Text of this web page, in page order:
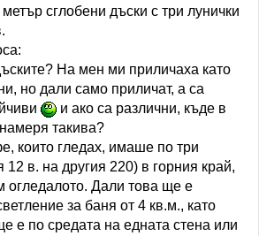
сглобени дъски с три лунички
На мен ми приличаха като
но дали само приличат, а са
и ако са различни, къде в
такива?
които гледах, имаше по три
12 в. на другия 220) в горния край,
огледалото. Дали това ще е
за баня от 4 кв.м., като
е по средата на едната стена или